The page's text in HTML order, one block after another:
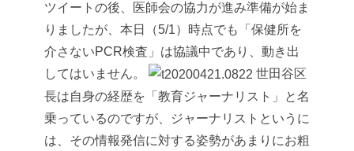
ツイートの後、医師会の協力が進み準備が始ま
りましたが、本日（5/1）時点でも「保健所を
介さないPCR検査」は協議中であり、動き出
してはいません。
世田谷区
長は自身の経歴を「教育ジャーナリスト」と名
乗っているのですが、ジャーナリストというに
は、その情報発信に対する姿勢があまりにお粗